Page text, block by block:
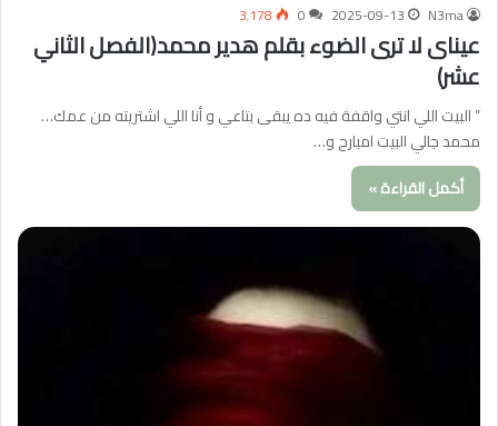
N3ma
2025-09-13
0 3٬178
عيناى لا ترى الضوء بقلم هدير محمد(الفصل الثاني
عشر)
” البيت اللي انتي واقفة فيه ده يبقى بتاعي و أنا اللي اشتريته من عمك…
محمد جالي البيت امبارح و…
أكمل القراءة »